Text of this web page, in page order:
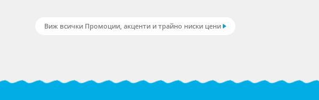
Виж всички Промоции, акценти и трайно ниски цени